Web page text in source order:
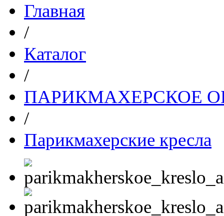
Главная
/
Каталог
/
ПАРИКМАХЕРСКОЕ
/
Парикмахерские кресла